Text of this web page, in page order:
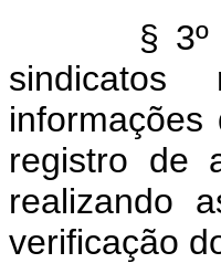
§ 3º Os
sindicatos
registro de
realizando
verificação